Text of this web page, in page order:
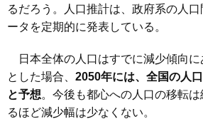
るだろう。人口推計は、政府系の人
ータを定期的に発表している。
日本全体の人口はすでに減少傾向に
とした場合、 2050年には、全国の人
と予想。今後も都心への人口の移転
るほど減少幅は少なくない。
荒谷上向小坂小坂鉱山